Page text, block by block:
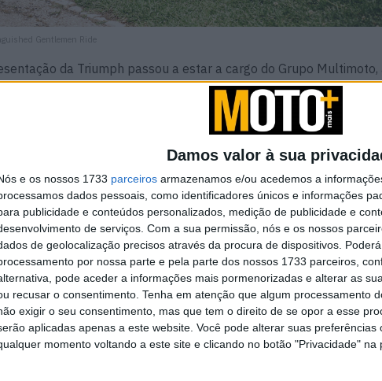
Damos valor à sua
e os nossos 1733 parceiros armazenamos e/ou acedemos a
dados pessoais, como identificadores únicos e informações
publicidade e conteúdos personalizados, medição de publicidade e
de serviços. Com a sua permissão, nós e os nossos
de geolocalização precisos através da procura de dispositivos.
por nossa parte e pela parte dos nossos 1733 parceiros,
pode aceder a informações mais pormenorizadas e alterar as
recusar o consentimento. Tenha em atenção que algum processamento
exigir o seu consentimento, mas que tem o direito de se opor a esse
aplicadas apenas a este website. Você pode alterar suas
momento voltando a este site e clicando no botão "Privacidade" na
Gentlemen Ride
da Triumph passou a estar a cargo do Grupo Multimoto,
implementar uma estratégia focada no reforço da proximidade
da rede de concessionários e na elevação da experiência de
e ampliação da rede de concessionários continua a ser
abertura do novo espaço Triumph no Porto, seguindo-se de duas
e em Faro, no mês de julho, reforçando a cobertura nacional
ano, a Triumph vai continuar a expandir a sua rede e a elevar o
seus Clientes, reforçando o compromisso de proximidade junto
nos últimos dois meses demonstram que esta estratégia
efeitos e representam um sinal positivo para o futuro da Triumph